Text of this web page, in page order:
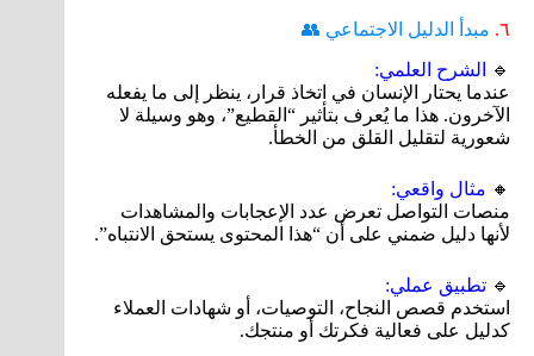
٦. مبدأ الدليل الاجتماعي 👥
🔹
الشرح العلمي:
عندما يحتار الإنسان في اتخاذ قرار، ينظر إلى ما يفعله
الآخرون. هذا ما يُعرف بتأثير “القطيع”، وهو وسيلة لا
شعورية لتقليل القلق من الخطأ.
🔸 مثال واقعي:
منصات التواصل تعرض عدد الإعجابات والمشاهدات
لأنها دليل ضمني على أن “هذا المحتوى يستحق الانتباه”.
🔹 تطبيق عملي:
استخدم قصص النجاح، التوصيات، أو شهادات العملاء
كدليل على فعالية فكرتك أو منتجك.